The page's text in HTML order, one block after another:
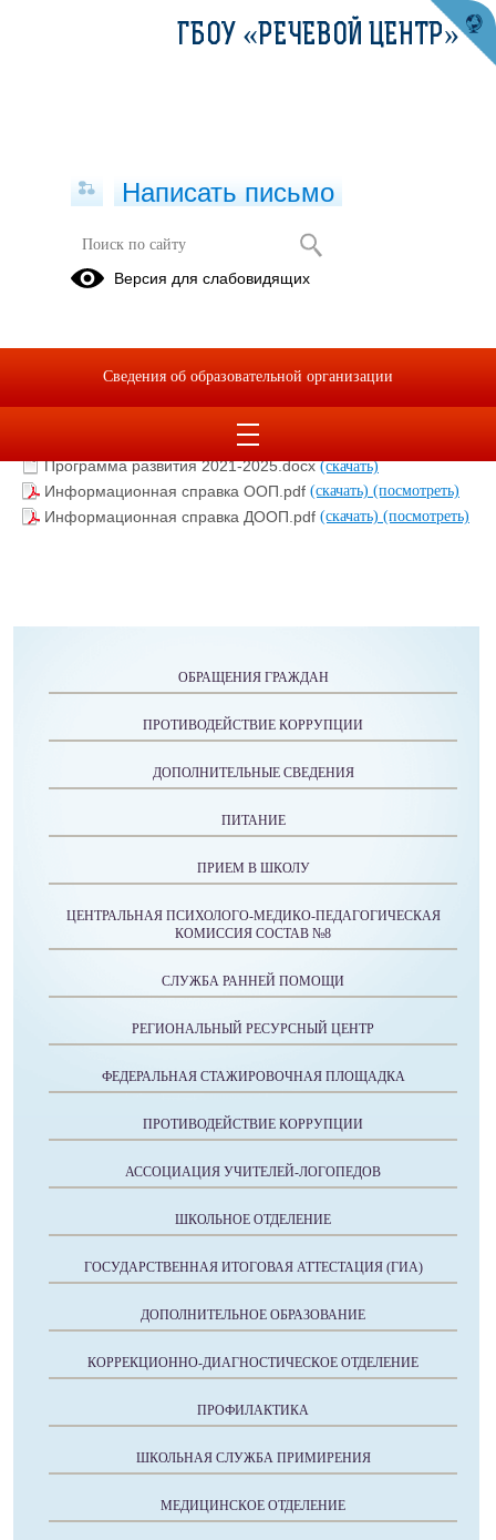
Доброшкола
Руководство+по+фирменному+стилю+Доброшкола.pdf
Руководство+по+дизайну+СШ.pdf
Программа развития 2021-2025.docx(скачать)
Информационная справка ООП.pdf (скачать) (посмотреть)
Информационная справка ДООП.pdf (скачать) (посмотреть)
ОБРАЩЕНИЯ ГРАЖДАН
ПРОТИВОДЕЙСТВИЕ КОРРУПЦИИ
ДОПОЛНИТЕЛЬНЫЕ СВЕДЕНИЯ
ПИТАНИЕ
ПРИЕМ В ШКОЛУ
ЦЕНТРАЛЬНАЯ ПСИХОЛОГО-МЕДИКО-ПЕДАГОГИЧЕСКАЯ
КОМИССИЯ СОСТАВ №8
СЛУЖБА РАННЕЙ ПОМОЩИ
РЕГИОНАЛЬНЫЙ РЕСУРСНЫЙ ЦЕНТР
ФЕДЕРАЛЬНАЯ СТАЖИРОВОЧНАЯ ПЛОЩАДКА
ПРОТИВОДЕЙСТВИЕ КОРРУПЦИИ
АССОЦИАЦИЯ УЧИТЕЛЕЙ-ЛОГОПЕДОВ
ШКОЛЬНОЕ ОТДЕЛЕНИЕ
ГОСУДАРСТВЕННАЯ ИТОГОВАЯ АТТЕСТАЦИЯ (ГИА)
ДОПОЛНИТЕЛЬНОЕ ОБРАЗОВАНИЕ
КОРРЕКЦИОННО-ДИАГНОСТИЧЕСКОЕ ОТДЕЛЕНИЕ
ПРОФИЛАКТИКА
ШКОЛЬНАЯ СЛУЖБА ПРИМИРЕНИЯ
МЕДИЦИНСКОЕ ОТДЕЛЕНИЕ
ГБОУ «РЕЧЕВОЙ ЦЕНТР»
Написать письмо
Версия для слабовидящих
Сведения об образовательной организации